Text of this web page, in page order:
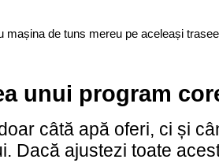
mașina de tuns mereu pe aceleași
unui program
câtă apă oferi, ci și
Dacă ajustezi toate